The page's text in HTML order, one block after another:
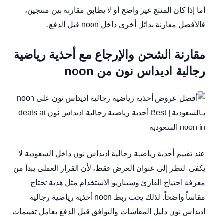
أما إذا كان المنتج غير واضح أو لا يطابق مقارنة بين منتجين،
فالأفضل مقارنة بدائل أخرى داخل noon قبل الدفع.
مقارنة الشحن والإرجاع مع أحذية رياضية
رجالية اديداس نون من noon
عند تقييم أحذية رياضية رجالية اديداس نون داخل السعودية لا
يكفى النظر إلى عنوان العرض فقط، لأن القرار العملى يبدأ من
معرفة احتياج القارئ وسيناريو الاستخدام مثل هدية تحتاج
مقاساً واضحاً. لذلك يجب ربط noon أحذية رياضية رجالية
اديداس نون دليل المقاسات والتوافق قبل الدفع بعامل تقييمات